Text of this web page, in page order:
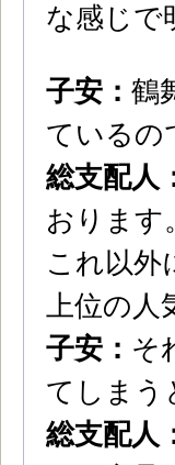
な感じで
子安： 鶴
ているの
総支配人
おります。
これ以外
上位の人
子安： そ
てしまう
総支配人